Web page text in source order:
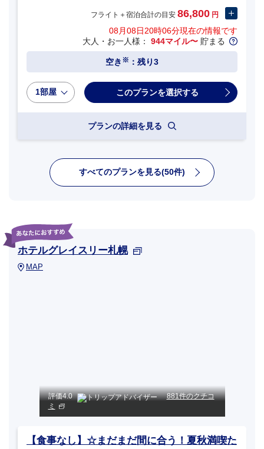
フライト＋宿泊合計の目安 86,800 円
08月08日20時06分現在の情報です
大人・お一人様： 944マイル〜 貯まる
空き ※ ：残り3
1部屋
プランの詳細を見る
すべてのプランを見る(50件)
ホテルグレイスリー札幌
MAP
評価4.0
881件のクチコ
ミ
【食事なし】☆まだまだ間に合う！夏秋満喫た